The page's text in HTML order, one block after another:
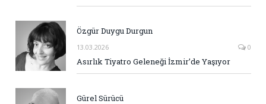
Özgür Duygu Durgun
13.03.2026 0
Asırlık Tiyatro Geleneği İzmir’de Yaşıyor
Gürel Sürücü